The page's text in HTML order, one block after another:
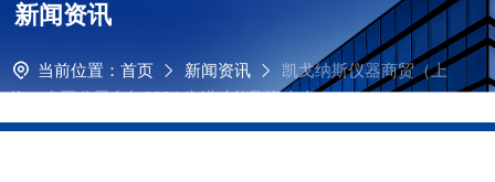
新闻资讯
当前位置： 首页 新闻资讯
凯戈纳斯仪器商贸（上
海）有限公司参加2024 先进功能陶瓷大会